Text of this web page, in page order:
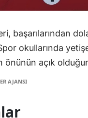
başarılarından
okullarında
önünün açık
AJANSI